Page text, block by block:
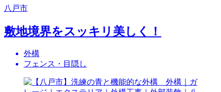
八戸市
敷地境界をスッキリ美しく！
外構
フェンス・目隠し